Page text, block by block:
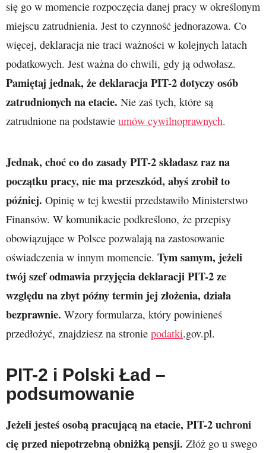
się go w momencie rozpoczęcia danej pracy w określonym
miejscu zatrudnienia. Jest to czynność jednorazowa. Co
więcej, deklaracja nie traci ważności w kolejnych latach
podatkowych. Jest ważna do chwili, gdy ją odwołasz.
Pamiętaj jednak, że deklaracja PIT-2 dotyczy osób
zatrudnionych na etacie. Nie zaś tych, które są
zatrudnione na podstawie umów cywilnoprawnych.
Jednak, choć co do zasady PIT-2 składasz raz na
początku pracy, nie ma przeszkód, abyś zrobił to
później. Opinię w tej kwestii przedstawiło Ministerstwo
Finansów. W komunikacie podkreślono, że przepisy
obowiązujące w Polsce pozwalają na zastosowanie
oświadczenia w innym momencie. Tym samym, jeżeli
twój szef odmawia przyjęcia deklaracji PIT-2 ze
względu na zbyt późny termin jej złożenia, działa
bezprawnie. Wzory formularza, który powinieneś
przedłożyć, znajdziesz na stronie podatki.gov.pl.
PIT-2 i Polski Ład –
podsumowanie
Jeżeli jesteś osobą pracującą na etacie, PIT-2 uchroni
cię przed niepotrzebną obniżką pensji. Złóż go u swego